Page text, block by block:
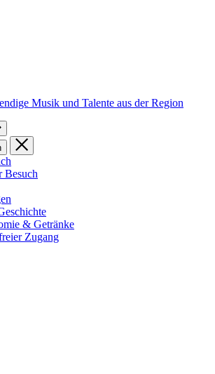
Musik und Talente aus der Region
Besuch
& Getränke
Zugang